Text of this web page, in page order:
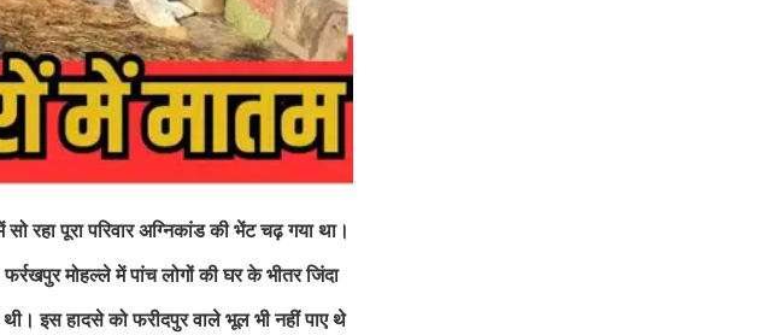
रहा पूरा परिवार अग्निकांड की भेंट चढ़ गया था।
मोहल्ले में पांच लोगों की घर के भीतर जिंदा
इस हादसे को फरीदपुर वाले भूल भी नहीं पाए थे